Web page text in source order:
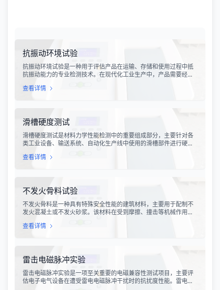
抗振动环境试验
抗振动环境试验是一种用于评估产品在运输、存储和使用过程中抵
抗振动能力的专业检测技术。在现代化工业生产中，产品需要经历
会受到不同程度的振动冲击。这种振动可能导致产品结构松动、零
查看详情
滑槽硬度测试
滑槽硬度测试是材料力学性能检测中的重要组成部分，主要针对各
类工业设备、输送系统、自动化生产线中使用的滑槽部件进行硬度
响设备的使用寿命、运行稳定性和安全性。通过科学的硬度测试，
查看详情
不发火骨料试验
不发火骨料是一种具有特殊安全性能的建筑材料，主要用于配制不
发火混凝土或不发火砂浆。该材料在受到摩擦、撞击等机械作用
炸事故的风险。不发火骨料试验是评定该类材料安全性能的关键检
查看详情
雷击电磁脉冲实验
雷击电磁脉冲实验是一项至关重要的电磁兼容性测试项目，主要评
估电子电气设备在遭受雷电电磁脉冲干扰时的抗扰度性能。雷电作